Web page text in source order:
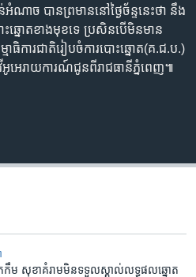
ាច​ បាន​ព្រមាន​នៅ​ថ្ងៃ​ច័ន្ទ​នេះ​ថា​ នឹង
នោត​ខាងមុខ​ទេ​ ​ប្រសិន​បើ​មិនមាន​
ធិការ​ជាតិ​រៀបចំ​ការ​បោះឆ្នោត​(គ.ជ.ប.)​
អេ​រាយការណ៍​ជូន​ពី​រាជធានី​ភ្នំពេញ៕
ម សុខា​គំរាម​មិន​ទទួល​ស្គាល់​លទ្ធផល​ឆ្នោត​